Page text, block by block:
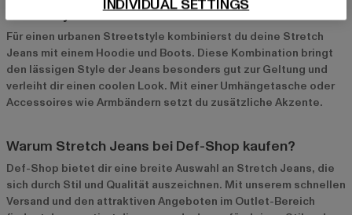
Streetstyle mit Hoodie und Boots
Für einen urbanen Streetstyle kombinierst du deine Stretch
Jeans mit einem Hoodie und Boots. Diese Kombination bringt
den lässigen Style der Jeans besonders gut zur Geltung und
verleiht dir einen coolen Look. Mit einer Umhängetasche oder
Accessoires wie Armbändern setzt du zusätzliche Akzente.
Warum Stretch Jeans bei Def-Shop kaufen?
Def-Shop bietet dir eine breite Auswahl an Stretch Jeans, die
sich durch Stil und Qualität auszeichnen. Mit unserem schnellen
Versand und den attraktiven Angeboten im Outlet-Bereich
INDIVIDUAL SETTINGS